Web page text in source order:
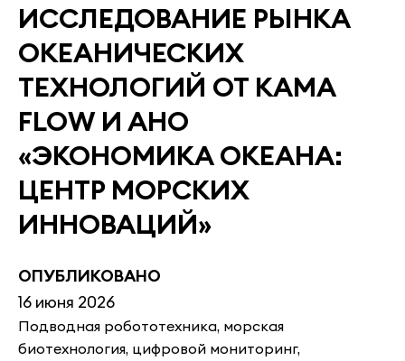
ИССЛЕДОВАНИЕ РЫНКА
ОКЕАНИЧЕСКИХ
ТЕХНОЛОГИЙ ОТ KAMA
FLOW И АНО
«ЭКОНОМИКА ОКЕАНА:
ЦЕНТР МОРСКИХ
ИННОВАЦИЙ»
ОПУБЛИКОВАНО
16 июня 2026
Подводная робототехника, морская
биотехнология, цифровой мониторинг,